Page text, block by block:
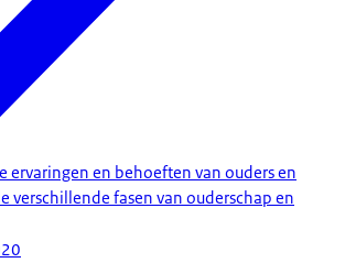
ervaringen en behoeften van ouders en
verschillende fasen van ouderschap en